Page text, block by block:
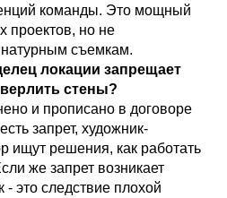
команды. Это мощный
проектов, но не
съемкам.
локации запрещает
стены?
и прописано в договоре
запрет, художник-
ищут решения, как работать
же запрет возникает
это следствие плохой